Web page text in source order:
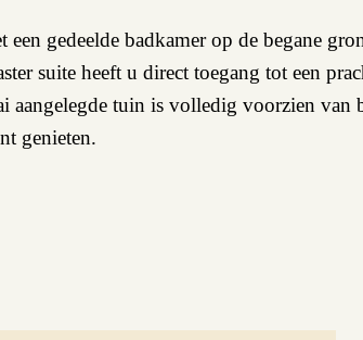
gedeelde badkamer op de begane
suite heeft u direct toegang tot een
aangelegde tuin is volledig voorzien van
genieten.